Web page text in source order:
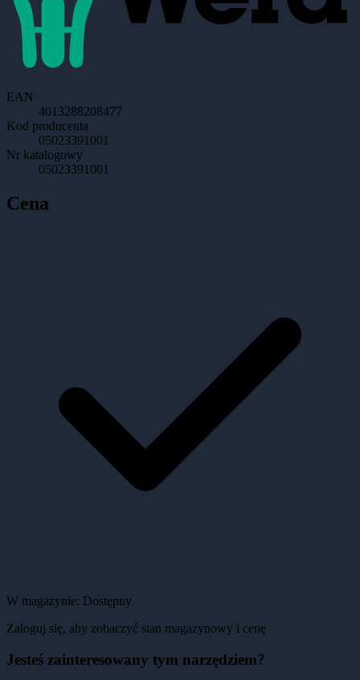
EAN
4013288208477
Kod producenta
05023391001
Nr katalogowy
05023391001
Cena
W magazynie: Dostępny
Zaloguj się, aby zobaczyć stan magazynowy i cenę
Jesteś zainteresowany tym narzędziem?